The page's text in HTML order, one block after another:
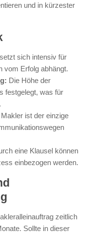
und in kürzester
sich intensiv für
vom Erfolg abhängt.
Die Höhe der
festgelegt, was für
ist der einzige
eine Klausel können
einbezogen werden.
zeitlich
Sollte in dieser